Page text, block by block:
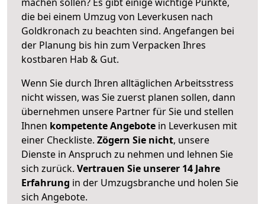
die bei einem Umzug von Leverkusen nach
Goldkronach zu beachten sind. Angefangen bei
der Planung bis hin zum Verpacken Ihres
kostbaren Hab & Gut.
Wenn Sie durch Ihren alltäglichen Arbeitsstress
nicht wissen, was Sie zuerst planen sollen, dann
übernehmen unsere Partner für Sie und stellen
Ihnen kompetente Angebote in Leverkusen mit
einer Checkliste. Zögern Sie nicht, unsere
Dienste in Anspruch zu nehmen und lehnen Sie
sich zurück. Vertrauen Sie unserer 14 Jahre
Erfahrung in der Umzugsbranche und holen Sie
sich Angebote.